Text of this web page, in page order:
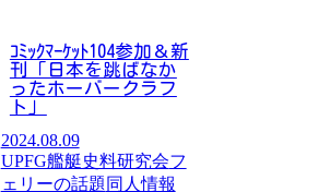
ｺﾐｯｸﾏｰｹｯﾄ104参加＆新
刊「日本を跳ばなか
ったホーバークラフ
ト」
2024.08.09
UPFG艦艇史料研究会フ
ェリーの話題 同人情報